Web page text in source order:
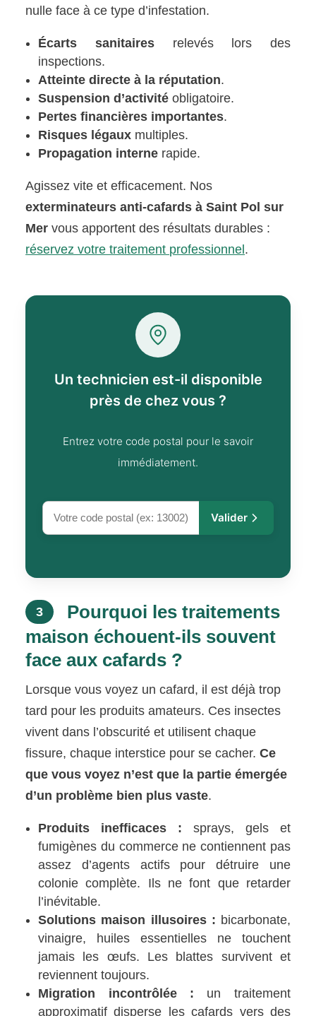
nulle face à ce type d’infestation.
Écarts sanitairesrelevés lors des
inspections.
Atteinte directe à la réputation.
Suspension d’activité obligatoire.
Pertes financières importantes.
Risques légaux multiples.
Propagation interne rapide.
Agissez vite et efficacement. Nos
exterminateurs anti-cafards à Saint Pol sur
Mer vous apportent des résultats durables :
réservez votre traitement professionnel.
Un technicien est-il disponible
près de chez vous ?
Entrez votre code postal pour le savoir
immédiatement.
Valider
3
Pourquoi les traitements
maison échouent-ils souvent
face aux cafards ?
Lorsque vous voyez un cafard, il est déjà trop
tard pour les produits amateurs. Ces insectes
vivent dans l’obscurité et utilisent chaque
fissure, chaque interstice pour se cacher.Ce
que vous voyez n’est que la partie émergée
d’un problème bien plus vaste.
Produits inefficaces : sprays, gels et
fumigènes du commerce ne contiennent pas
assez d’agents actifs pour détruire une
colonie complète. Ils ne font que retarder
l’inévitable.
Solutions maison illusoires : bicarbonate,
vinaigre, huiles essentielles ne touchent
jamais les œufs. Les blattes survivent et
reviennent toujours.
Migration incontrôlée : un traitement
approximatif disperse les cafards vers des